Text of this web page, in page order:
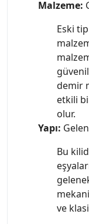
Malzeme:
Eski
demir
etkili
olur.
Yapı:
Bu
ve